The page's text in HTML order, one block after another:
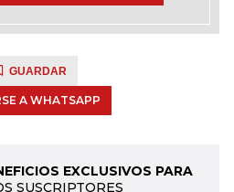
GUARDAR
A WHATSAPP
EXCLUSIVOS PARA
SUSCRIPTORES